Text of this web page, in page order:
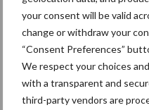
your consent will be valid
change or withdraw your
“Consent Preferences”
We respect your choices
with a transparent and
third-party vendors are
Themapagina's
Bemesting Gewas